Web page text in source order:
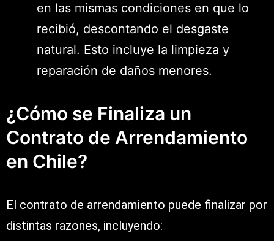
en las mismas condiciones en que lo
recibió, descontando el desgaste
natural. Esto incluye la limpieza y
reparación de daños menores.
¿Cómo se Finaliza un
Contrato de Arrendamiento
en Chile?
El contrato de arrendamiento puede finalizar por
distintas razones, incluyendo: